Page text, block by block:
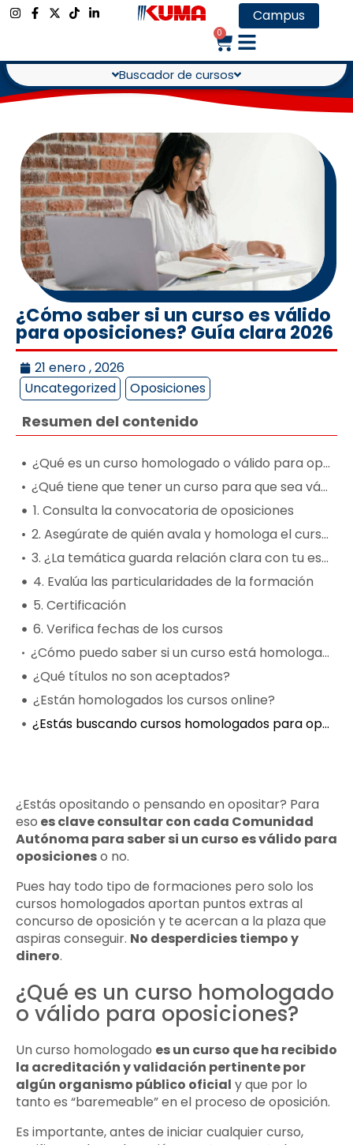
Campus
0
Buscador de cursos
¿Cómo saber si un curso es válido
para oposiciones? Guía clara 2026
21 enero , 2026
Uncategorized
Oposiciones
Resumen del contenido
¿Qué es un curso homologado o válido para oposiciones?
¿Qué tiene que tener un curso para que sea válido para oposiciones?
1. Consulta la convocatoria de oposiciones
2. Asegúrate de quién avala y homologa el curso para oposiciones
3. ¿La temática guarda relación clara con tu especialidad y tu convocatoria?
4. Evalúa las particularidades de la formación
5. Certificación
6. Verifica fechas de los cursos
¿Cómo puedo saber si un curso está homologado para las oposiciones? Qué tener en cuenta
¿Qué títulos no son aceptados?
¿Están homologados los cursos online?
¿Estás buscando cursos homologados para oposiciones?
¿Estás opositando o pensando en opositar? Para
eso es clave consultar con cada Comunidad
Autónoma para saber si un curso es válido para
oposicioneso no.
Pues hay todo tipo de formaciones pero solo los
cursos homologados aportan puntos extras al
concurso de oposición y te acercan a la plaza que
aspiras conseguir. No desperdicies tiempo y
dinero.
¿Qué es un curso homologado
o válido para oposiciones?
Un curso homologado es un curso que ha recibido
la acreditación y validación pertinente por
algún organismo público oficial y que por lo
tanto es “baremeable” en el proceso de oposición.
Es importante, antes de iniciar cualquier curso,